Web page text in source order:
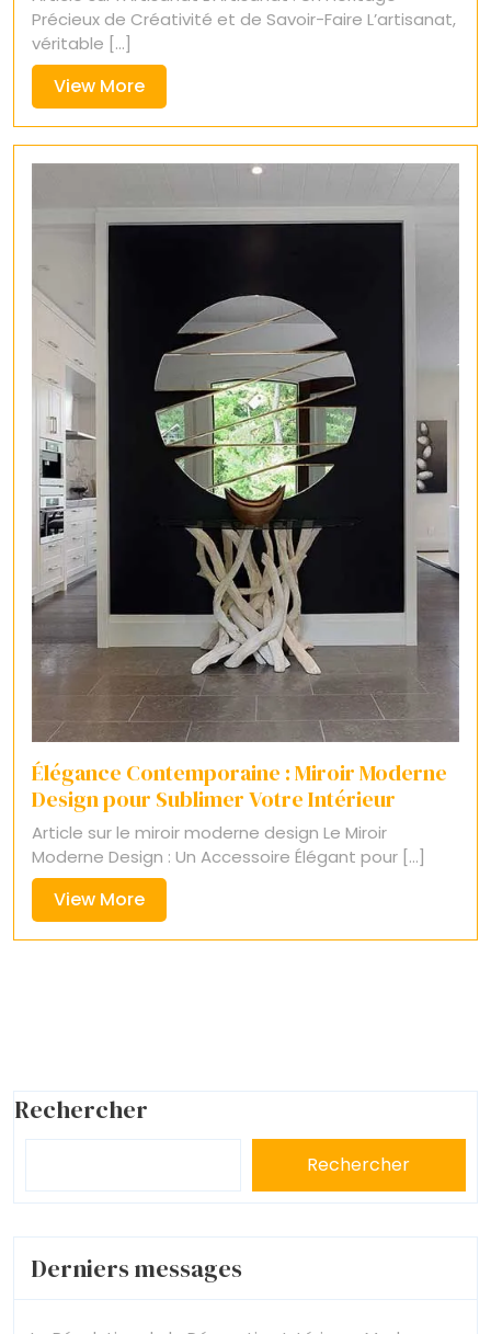
Précieux de Créativité et de Savoir-Faire L’artisanat,
véritable [...]
View MoreView
More
Élégance Contemporaine : Miroir Moderne
Design pour Sublimer Votre Intérieur
Article sur le miroir moderne design Le Miroir
Moderne Design : Un Accessoire Élégant pour [...]
View MoreView
More
Rechercher
Rechercher
Derniers messages